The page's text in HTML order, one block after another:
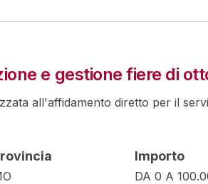
e gestione fiere di
all'affidamento diretto per il
Importo
DA 0 A